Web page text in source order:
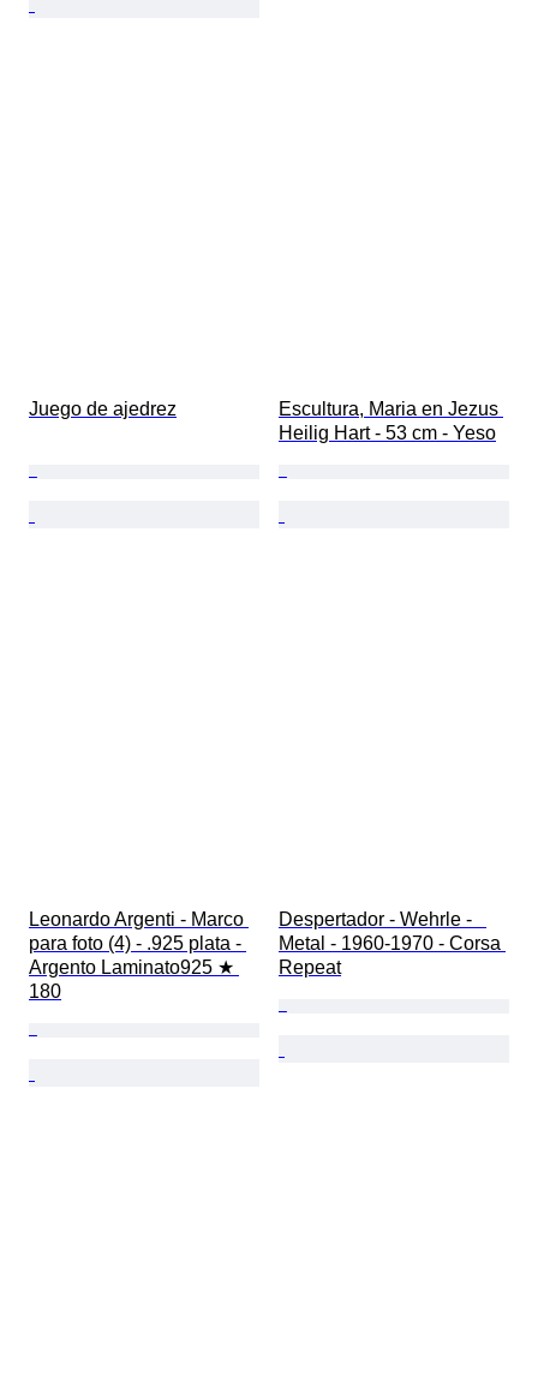
Juego de ajedrez
Escultura, Maria en Jezus
Heilig Hart - 53 cm - Yeso
Leonardo Argenti - Marco
para foto (4) - .925 plata -
Argento Laminato925 ★
180
Despertador - Wehrle -
Metal - 1960-1970 - Corsa
Repeat